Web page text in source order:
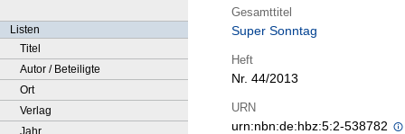
Listen
Titel
Autor / Beteiligte
Ort
Verlag
Jahr
Gesamttitel
Super Sonntag
Heft
Nr. 44/2013
URN
urn:nbn:de:hbz:5:2-538782